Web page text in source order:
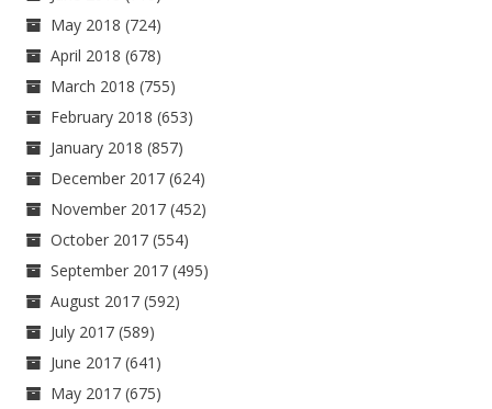
May 2018 (724)
April 2018 (678)
March 2018 (755)
February 2018 (653)
January 2018 (857)
December 2017 (624)
November 2017 (452)
October 2017 (554)
September 2017 (495)
August 2017 (592)
July 2017 (589)
June 2017 (641)
May 2017 (675)